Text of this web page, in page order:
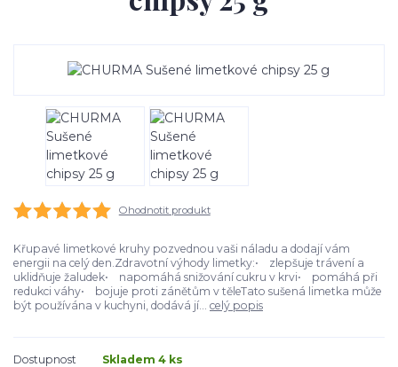
Ohodnotit produkt
Křupavé limetkové kruhy pozvednou vaši náladu a dodají vám
energii na celý den.Zdravotní výhody limetky:• zlepšuje trávení a
uklidňuje žaludek• napomáhá snižování cukru v krvi• pomáhá při
redukci váhy• bojuje proti zánětům v těleTato sušená limetka může
být používána v kuchyni, dodává jí... celý popis
Dostupnost
Skladem 4 ks